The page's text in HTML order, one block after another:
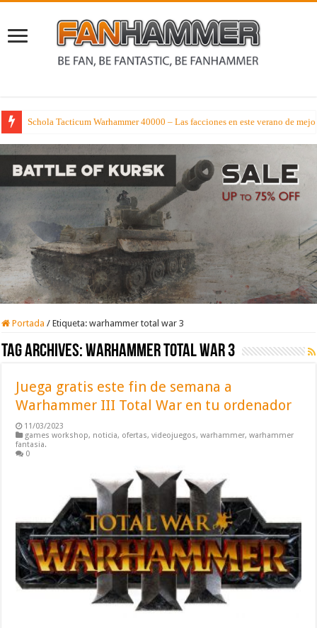
Schola Tacticum Warhammer 40000 – Las facciones en este verano de
Portada / Etiqueta:warhammer total war 3
Tag Archives:warhammer total war 3
Juega gratis este fin de semana a
Warhammer III Total War en tu ordenador
11/03/2023
games workshop, noticia, ofertas,videojuegos,warhammer,warhammer
fantasia.
0